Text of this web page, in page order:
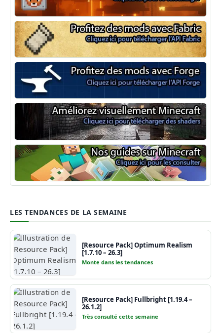
NeoForge
Minecraft Fabric
Minecraft Forge
Shaders Minecraft
Guide Minecraft
LES TENDANCES DE LA SEMAINE
[Resource Pack] Optimum Realism
[1.7.10 – 26.3]
Monte dans les tendances
[Resource Pack] Fullbright [1.19.4 –
26.1.2]
Très consulté cette semaine